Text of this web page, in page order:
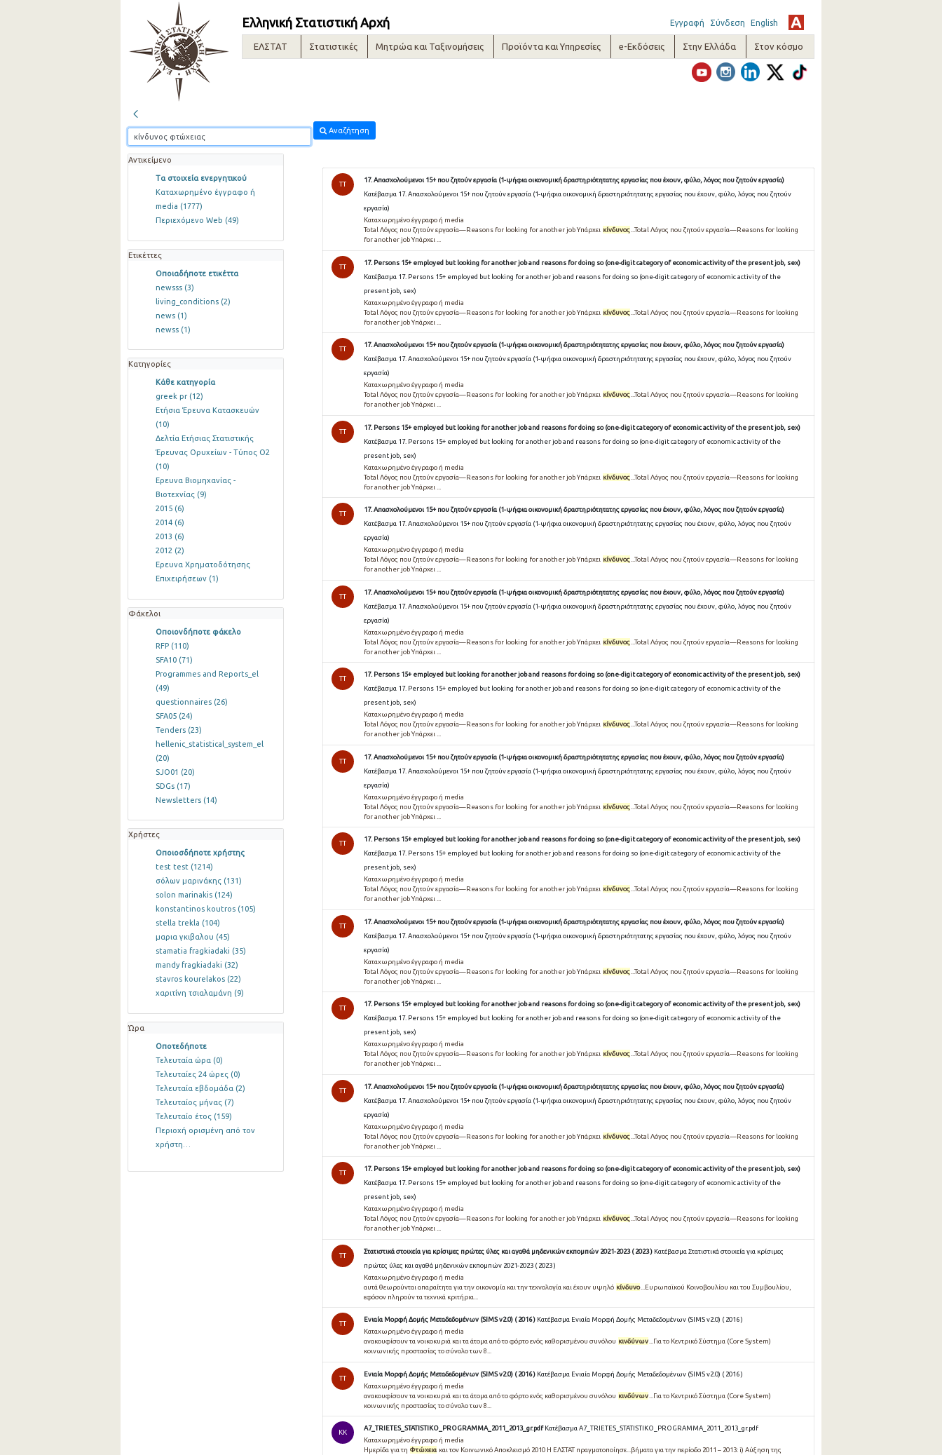
Ελληνική Στατιστική Αρχή Εγγραφή Σύνδεση English
ΕΛΣΤΑΤ Στατιστικές Μητρώα και Ταξινομήσεις Προϊόντα και Υπηρεσίες e-Εκδόσεις Στην Ελλάδα Στον κόσμο
Αναζήτηση
Αντικείμενο
Τα στοιχεία ενεργητικού
Καταχωρημένο έγγραφο ή
media (1777)
Περιεχόμενο Web (49)
Ετικέττες
Οποιαδήποτε ετικέττα
newsss (3)
living_conditions (2)
news (1)
newss (1)
Κατηγορίες
Κάθε κατηγορία
greek pr (12)
Ετήσια Έρευνα Κατασκευών
(10)
Δελτία Ετήσιας Στατιστικής
Έρευνας Ορυχείων - Τύπος Ο2
(10)
Ερευνα Βιομηχανίας -
Βιοτεχνίας (9)
2015 (6)
2014 (6)
2013 (6)
2012 (2)
Ερευνα Χρηματοδότησης
Επιχειρήσεων (1)
Φάκελοι
Οποιονδήποτε φάκελο
RFP (110)
SFA10 (71)
Programmes and Reports_el
(49)
questionnaires (26)
SFA05 (24)
Tenders (23)
hellenic_statistical_system_el
(20)
SJO01 (20)
SDGs (17)
Newsletters (14)
Χρήστες
Οποιοσδήποτε χρήστης
test test (1214)
σόλων μαρινάκης (131)
solon marinakis (124)
konstantinos koutros (105)
stella trekla (104)
μαρια γκιβαλου (45)
stamatia fragkiadaki (35)
mandy fragkiadaki (32)
stavros kourelakos (22)
χαριτίνη τσιαλαμάνη (9)
Ώρα
Οποτεδήποτε
Τελευταία ώρα (0)
Τελευταίες 24 ώρες (0)
Τελευταία εβδομάδα (2)
Τελευταίος μήνας (7)
Τελευταίο έτος (159)
Περιοχή ορισμένη από τον
χρήστη…
TT
17. Απασχολούμενοι 15+ που ζητούν εργασία (1-ψήφια οικονομική δραστηριότητατης εργασίας που έχουν, φύλο, λόγος που ζητούν εργασία)
Κατέβασμα 17. Απασχολούμενοι 15+ που ζητούν εργασία (1-ψήφια οικονομική δραστηριότητατης εργασίας που έχουν, φύλο, λόγος που ζητούν
εργασία)
Καταχωρημένο έγγραφο ή media
Total Λόγος που ζητούν εργασία—Reasons for looking for another job Υπάρχει κίνδυνος...Total Λόγος που ζητούν εργασία—Reasons for looking
for another job Υπάρχει ...
TT
17. Persons 15+ employed but looking for another job and reasons for doing so (one-digit category of economic activity of the present job, sex)
Κατέβασμα 17. Persons 15+ employed but looking for another job and reasons for doing so (one-digit category of economic activity of the
present job, sex)
Καταχωρημένο έγγραφο ή media
Total Λόγος που ζητούν εργασία—Reasons for looking for another job Υπάρχει κίνδυνος ...Total Λόγος που ζητούν εργασία—Reasons for looking
for another job Υπάρχει ...
TT
17. Απασχολούμενοι 15+ που ζητούν εργασία (1-ψήφια οικονομική δραστηριότητατης εργασίας που έχουν, φύλο, λόγος που ζητούν εργασία)
Κατέβασμα 17. Απασχολούμενοι 15+ που ζητούν εργασία (1-ψήφια οικονομική δραστηριότητατης εργασίας που έχουν, φύλο, λόγος που ζητούν
εργασία)
Καταχωρημένο έγγραφο ή media
Total Λόγος που ζητούν εργασία—Reasons for looking for another job Υπάρχει κίνδυνος...Total Λόγος που ζητούν εργασία—Reasons for looking
for another job Υπάρχει ...
TT
17. Persons 15+ employed but looking for another job and reasons for doing so (one-digit category of economic activity of the present job, sex)
Κατέβασμα 17. Persons 15+ employed but looking for another job and reasons for doing so (one-digit category of economic activity of the
present job, sex)
Καταχωρημένο έγγραφο ή media
Total Λόγος που ζητούν εργασία—Reasons for looking for another job Υπάρχει κίνδυνος ...Total Λόγος που ζητούν εργασία—Reasons for looking
for another job Υπάρχει ...
TT
17. Απασχολούμενοι 15+ που ζητούν εργασία (1-ψήφια οικονομική δραστηριότητατης εργασίας που έχουν, φύλο, λόγος που ζητούν εργασία)
Κατέβασμα 17. Απασχολούμενοι 15+ που ζητούν εργασία (1-ψήφια οικονομική δραστηριότητατης εργασίας που έχουν, φύλο, λόγος που ζητούν
εργασία)
Καταχωρημένο έγγραφο ή media
Total Λόγος που ζητούν εργασία—Reasons for looking for another job Υπάρχει κίνδυνος...Total Λόγος που ζητούν εργασία—Reasons for looking
for another job Υπάρχει ...
TT
17. Απασχολούμενοι 15+ που ζητούν εργασία (1-ψήφια οικονομική δραστηριότητατης εργασίας που έχουν, φύλο, λόγος που ζητούν εργασία)
Κατέβασμα 17. Απασχολούμενοι 15+ που ζητούν εργασία (1-ψήφια οικονομική δραστηριότητατης εργασίας που έχουν, φύλο, λόγος που ζητούν
εργασία)
Καταχωρημένο έγγραφο ή media
Total Λόγος που ζητούν εργασία—Reasons for looking for another job Υπάρχει κίνδυνος ...Total Λόγος που ζητούν εργασία—Reasons for looking
for another job Υπάρχει ...
TT
17. Persons 15+ employed but looking for another job and reasons for doing so (one-digit category of economic activity of the present job, sex)
Κατέβασμα 17. Persons 15+ employed but looking for another job and reasons for doing so (one-digit category of economic activity of the
present job, sex)
Καταχωρημένο έγγραφο ή media
Total Λόγος που ζητούν εργασία—Reasons for looking for another job Υπάρχει κίνδυνος...Total Λόγος που ζητούν εργασία—Reasons for looking
for another job Υπάρχει ...
TT
17. Απασχολούμενοι 15+ που ζητούν εργασία (1-ψήφια οικονομική δραστηριότητατης εργασίας που έχουν, φύλο, λόγος που ζητούν εργασία)
Κατέβασμα 17. Απασχολούμενοι 15+ που ζητούν εργασία (1-ψήφια οικονομική δραστηριότητατης εργασίας που έχουν, φύλο, λόγος που ζητούν
εργασία)
Καταχωρημένο έγγραφο ή media
Total Λόγος που ζητούν εργασία—Reasons for looking for another job Υπάρχει κίνδυνος ...Total Λόγος που ζητούν εργασία—Reasons for looking
for another job Υπάρχει ...
TT
17. Persons 15+ employed but looking for another job and reasons for doing so (one-digit category of economic activity of the present job, sex)
Κατέβασμα 17. Persons 15+ employed but looking for another job and reasons for doing so (one-digit category of economic activity of the
present job, sex)
Καταχωρημένο έγγραφο ή media
Total Λόγος που ζητούν εργασία—Reasons for looking for another job Υπάρχει κίνδυνος...Total Λόγος που ζητούν εργασία—Reasons for looking
for another job Υπάρχει ...
TT
17. Απασχολούμενοι 15+ που ζητούν εργασία (1-ψήφια οικονομική δραστηριότητατης εργασίας που έχουν, φύλο, λόγος που ζητούν εργασία)
Κατέβασμα 17. Απασχολούμενοι 15+ που ζητούν εργασία (1-ψήφια οικονομική δραστηριότητατης εργασίας που έχουν, φύλο, λόγος που ζητούν
εργασία)
Καταχωρημένο έγγραφο ή media
Total Λόγος που ζητούν εργασία—Reasons for looking for another job Υπάρχει κίνδυνος ...Total Λόγος που ζητούν εργασία—Reasons for looking
for another job Υπάρχει ...
TT
17. Persons 15+ employed but looking for another job and reasons for doing so (one-digit category of economic activity of the present job, sex)
Κατέβασμα 17. Persons 15+ employed but looking for another job and reasons for doing so (one-digit category of economic activity of the
present job, sex)
Καταχωρημένο έγγραφο ή media
Total Λόγος που ζητούν εργασία—Reasons for looking for another job Υπάρχει κίνδυνος...Total Λόγος που ζητούν εργασία—Reasons for looking
for another job Υπάρχει ...
TT
17. Απασχολούμενοι 15+ που ζητούν εργασία (1-ψήφια οικονομική δραστηριότητατης εργασίας που έχουν, φύλο, λόγος που ζητούν εργασία)
Κατέβασμα 17. Απασχολούμενοι 15+ που ζητούν εργασία (1-ψήφια οικονομική δραστηριότητατης εργασίας που έχουν, φύλο, λόγος που ζητούν
εργασία)
Καταχωρημένο έγγραφο ή media
Total Λόγος που ζητούν εργασία—Reasons for looking for another job Υπάρχει κίνδυνος ...Total Λόγος που ζητούν εργασία—Reasons for looking
for another job Υπάρχει ...
TT
17. Persons 15+ employed but looking for another job and reasons for doing so (one-digit category of economic activity of the present job, sex)
Κατέβασμα 17. Persons 15+ employed but looking for another job and reasons for doing so (one-digit category of economic activity of the
present job, sex)
Καταχωρημένο έγγραφο ή media
Total Λόγος που ζητούν εργασία—Reasons for looking for another job Υπάρχει κίνδυνος...Total Λόγος που ζητούν εργασία—Reasons for looking
for another job Υπάρχει ...
TT
Στατιστικά στοιχεία για κρίσιμες πρώτες ύλες και αγαθά μηδενικών εκπομπών 2021-2023 ( 2023 ) Κατέβασμα Στατιστικά στοιχεία για κρίσιμες
πρώτες ύλες και αγαθά μηδενικών εκπομπών 2021-2023 ( 2023 )
Καταχωρημένο έγγραφο ή media
αυτά θεωρούνται απαραίτητα για την οικονομία και την τεχνολογία και έχουν υψηλό κίνδυνο ...Ευρωπαϊκού Κοινοβουλίου και του Συμβουλίου,
εφόσον πληρούν τα τεχνικά κριτήρια...
TT
Ενιαία Μορφή Δομής Μεταδεδομένων (SIMS v2.0) ( 2016 ) Κατέβασμα Ενιαία Μορφή Δομής Μεταδεδομένων (SIMS v2.0) ( 2016 )
Καταχωρημένο έγγραφο ή media
ανακουφίσουν τα νοικοκυριά και τα άτομα από το φόρτο ενός καθορισμένου συνόλου κινδύνων...Για το Κεντρικό Σύστημα (Core System)
κοινωνικής προστασίας το σύνολο των 8...
TT
Ενιαία Μορφή Δομής Μεταδεδομένων (SIMS v2.0) ( 2016 ) Κατέβασμα Ενιαία Μορφή Δομής Μεταδεδομένων (SIMS v2.0) ( 2016 )
Καταχωρημένο έγγραφο ή media
ανακουφίσουν τα νοικοκυριά και τα άτομα από το φόρτο ενός καθορισμένου συνόλου κινδύνων ...Για το Κεντρικό Σύστημα (Core System)
κοινωνικής προστασίας το σύνολο των 8...
KK
A7_TRIETES_STATISTIKO_PROGRAMMA_2011_2013_gr.pdf Κατέβασμα A7_TRIETES_STATISTIKO_PROGRAMMA_2011_2013_gr.pdf
Καταχωρημένο έγγραφο ή media
Ημερίδα για τη Φτώχεια και τον Κοινωνικό Αποκλεισμό 2010 Η ΕΛΣΤΑΤ πραγματοποίησε...βήματα για την περίοδο 2011 – 2013: i) Αύξηση της